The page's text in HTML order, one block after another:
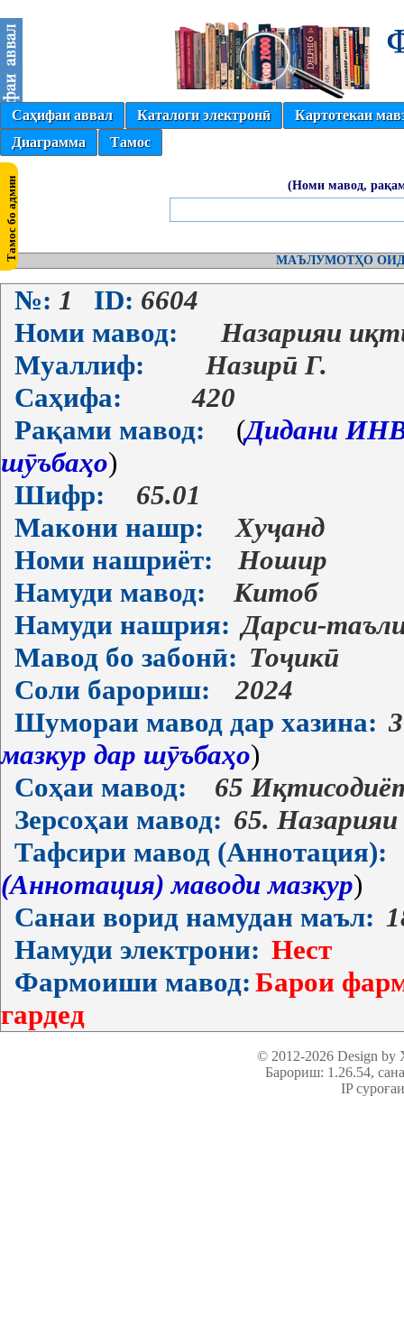
Саҳифаи аввал Каталоги электронӣ
Картотекаи
Диаграмма
Тамос
(Номи мавод,
МАЪЛУМОТҲО
№: 1 ID: 6604
Номи мавод:
Назарияи
Муаллиф:
Назирӣ Г.
Саҳифа:
420
Рақами мавод:
(Дидани
шӯъбаҳо)
Шифр:
65.01
Макони нашр:
Хуҷанд
Номи нашриёт:
Ношир
Намуди мавод:
Китоб
Намуди нашрия: Дарси-
Мавод бо забонӣ: Тоҷикӣ
Соли барориш:
2024
Шумораи мавод дар хазина:
мазкур дар шӯъбаҳо)
Соҳаи мавод:
65
Зерсоҳаи мавод: 65.
Тафсири мавод (Аннотация):
(Аннотация) маводи мазкур)
Санаи ворид намудан маъл:
Намуди электрони: Нест
Фармоиши мавод: Барои
гардед
© 2012-2026 Design
Барориш: 1.26.54,
IP